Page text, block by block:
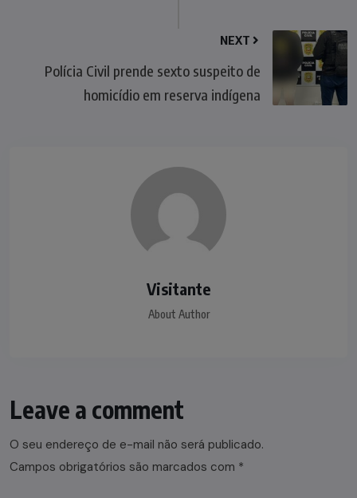
NEXT
Polícia Civil prende sexto suspeito de
homicídio em reserva indígena
Visitante
About Author
Leave a comment
O seu endereço de e-mail não será publicado.
Campos obrigatórios são marcados com *